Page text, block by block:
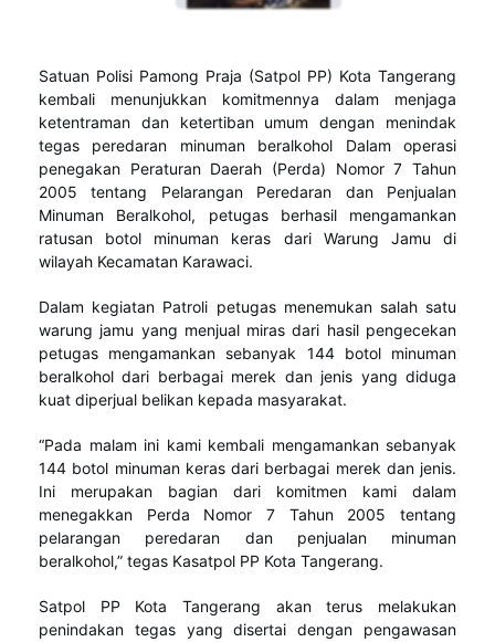
Satuan Polisi Pamong Praja (Satpol PP) Kota Tangerang
kembali menunjukkan komitmennya dalam menjaga
ketentraman dan ketertiban umum dengan menindak
tegas peredaran minuman beralkohol Dalam operasi
penegakan Peraturan Daerah (Perda) Nomor 7 Tahun
2005 tentang Pelarangan Peredaran dan Penjualan
Minuman Beralkohol, petugas berhasil mengamankan
ratusan botol minuman keras dari Warung Jamu di
wilayah Kecamatan Karawaci.
Dalam kegiatan Patroli petugas menemukan salah satu
warung jamu yang menjual miras dari hasil pengecekan
petugas mengamankan sebanyak 144 botol minuman
beralkohol dari berbagai merek dan jenis yang diduga
kuat diperjual belikan kepada masyarakat.
“Pada malam ini kami kembali mengamankan sebanyak
144 botol minuman keras dari berbagai merek dan jenis.
Ini merupakan bagian dari komitmen kami dalam
menegakkan Perda Nomor 7 Tahun 2005 tentang
pelarangan peredaran dan penjualan minuman
beralkohol,” tegas Kasatpol PP Kota Tangerang.
Satpol PP Kota Tangerang akan terus melakukan
penindakan tegas yang disertai dengan pengawasan